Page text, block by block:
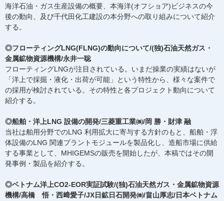
海洋石油・ガス生産設備の概要、本海洋(オフショア)ビジネスの今
後の動向、及び千代田化工建設の本分野への取り組みについて紹介
する。
◎フローティングLNG(FLNG)の動向について/(独)石油天然ガス・
金属鉱物資源機構/永井一聡
フローティングLNGが注目されている。いまだ操業の実績はないが
「洋上で採掘・液化・出荷が可能」という特性から、様々な案件で
の採用が検討されている。その特性と各プロジェクト動向について
紹介する。
◎船舶・洋上LNG 設備の開発/三菱重工業㈱/岡 勝・財津 融
当社は舶用分野でのLNG 利用拡大に寄与する方針のもと、船舶・浮
体設備のLNG 関連プラントモジュールを製品化し、造船市場に供給
する事業として、MHIGEMSの販売を開始したが、本稿ではその開
発事例・製品を紹介する。
◎ベトナム洋上CO2-EOR実証試験/(独)石油天然ガス・金属鉱物資源
機構/高橋 悟・西﨑愛子/JX日鉱日石開発㈱/畠山厚志/日本ベトナム